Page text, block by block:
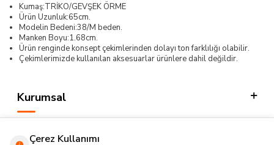
Kumaş:TRİKO/GEVŞEK ÖRME
Ürün Uzunluk:65cm.
Modelin Bedeni:38/M beden.
Manken Boyu:1.68cm.
Ürün renginde konsept çekimlerinden dolayı ton farklılığı olabilir.
Çekimlerimizde kullanılan aksesuarlar ürünlere dahil değildir.
Kurumsal
Çerez Kullanımı